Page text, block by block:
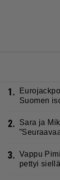
1.
Suomen
2.
Sara ja
3. Vappu
pettyi